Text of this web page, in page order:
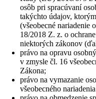
osôb pri spracúvaní
takýchto údajov,
(všeobecné nariadenie
18/2018 Z. z. o
niektorých zákonov
právo na opravu
v zmysle čl. 16
Zákona;
právo na vymazanie
všeobecného